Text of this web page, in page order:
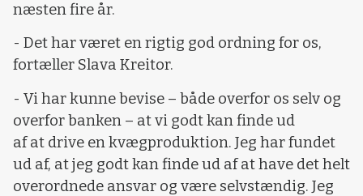
næsten fire år.
- Det har været en rigtig god ordning for os,
fortæller Slava Kreitor.
- Vi har kunne bevise – både overfor os selv og
overfor banken – at vi godt kan finde ud
af at drive en kvægproduktion. Jeg har fundet
ud af, at jeg godt kan finde ud af at have det helt
overordnede ansvar og være selvstændig. Jeg